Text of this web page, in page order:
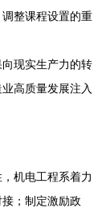
整课程设置的重
向现实生产力的转
高质量发展注入
机电工程系着力
；制定激励政